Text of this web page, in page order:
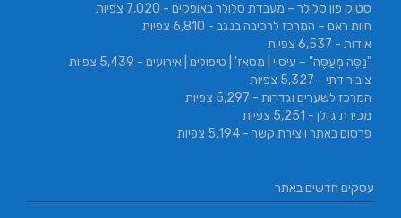
סטוק פון סלולר – מעבדת סלולר באופקים - 7,020 צפיות
חוות ראם – המרכז לרכיבה בנגב - 6,810 צפיות
אודות - 6,537 צפיות
"נַסֵּה מְעַסֶּה" – עיסוי | מסאז' | טיפולים | אירועים - 5,439 צפיות
ציבור דתי - 5,327 צפיות
המרכז לשערים וגדרות - 5,297 צפיות
מכירת גזלן - 5,251 צפיות
פרסום באתר ויצירת קשר - 5,194 צפיות
עסקים חדשים באתר